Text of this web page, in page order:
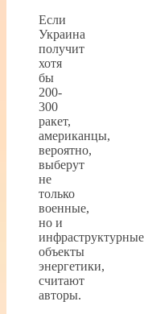
Если
Украина
получит
хотя
бы
200-
300
ракет,
американцы,
вероятно,
выберут
не
только
военные,
но и
инфраструктурные
объекты
энергетики,
считают
авторы.